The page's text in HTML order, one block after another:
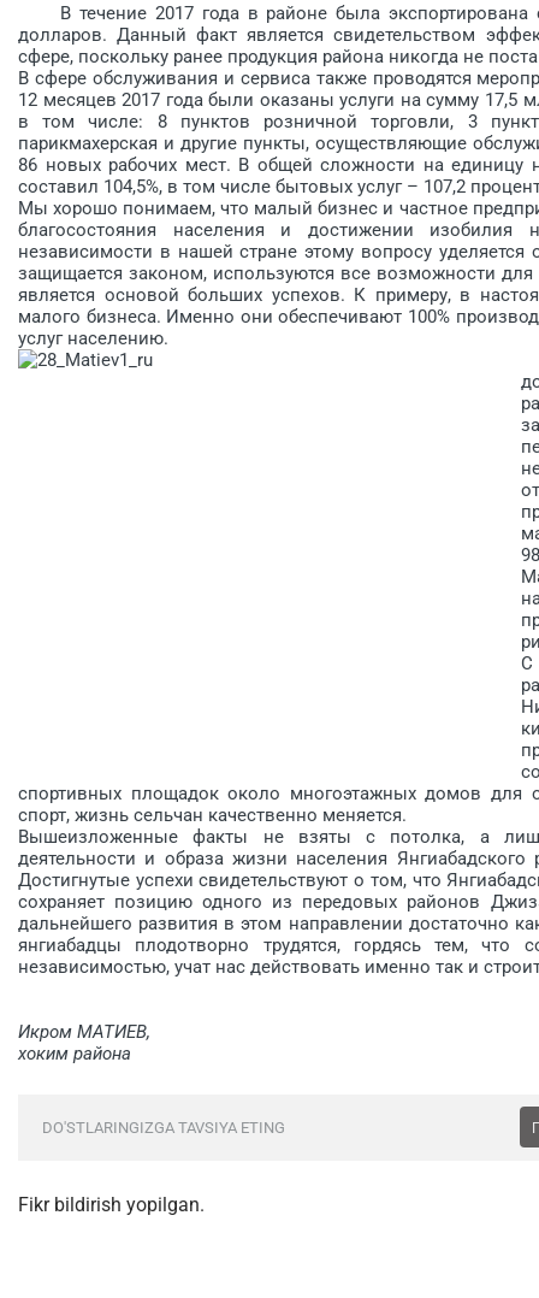
В течение 2017 года в районе была экспортирована
долларов. Данный факт является свидетельством
сфере, поскольку ранее продукция района никогда не
В сфере обслуживания и сервиса также проводятся
12 месяцев 2017 года были оказаны услуги на сумму
в том числе: 8 пунктов розничной торговли, 3
парикмахерская и другие пункты, осуществляющие
86 новых рабочих мест. В общей сложности на единицу
составил 104,5%, в том числе бытовых услуг – 107,2
Мы хорошо понимаем, что малый бизнес и частное
благосостояния населения и достижении
независимости в нашей стране этому вопросу
защищается законом, используются все возможности
является основой больших успехов. К примеру, в
малого бизнеса. Именно они обеспечивают 100%
услуг населению.
С
спортивных пло­щадок около многоэтажных домов для
спорт, жизнь сельчан качественно меня­ется.
Вышеизложенные факты не взяты с потолка, а
деятельности и образа жизни населения
Достигнутые успехи свидетельствуют о том, что
сохраняет позицию одного из передовых районов
дальнейшего развития в этом направлении достаточно
янгиабадцы плодо­творно трудятся, гордясь тем,
независимостью, учат нас действовать именно так и
Икром МАТИЕВ,
хоким района
DO'STLARINGIZGA TAVSIYA ETING
Fikr bildirish yopilgan.